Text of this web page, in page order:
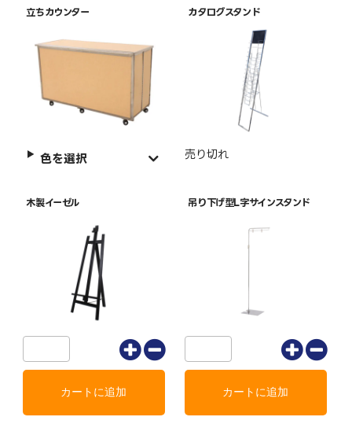
立ちカウンター
色を選択
カタログスタンド
売り切れ
木製イーゼル 吊り下げ型L字サインスタンド